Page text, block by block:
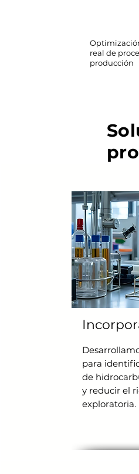
real de
producción
para
de
y reducir el
exploratoria.